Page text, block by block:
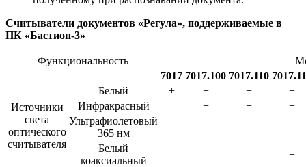
Считыватели документов «Регула», поддерживаемые в
ПК «Бастион-3»
Функциональность
7017 7017.100 7017.110
Источники
света
оптического
считывателя
Белый + + +
+
Инфракрасный
+ +
+
Ультрафиолетовый
365 нм
+
+
Белый
коаксиальный
+